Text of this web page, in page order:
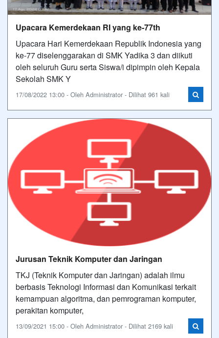
Upacara Kemerdekaan RI yang ke-77th
Upacara Hari Kemerdekaan Republik Indonesia yang
ke-77 diselenggarakan di SMK Yadika 3 dan diikuti
oleh seluruh Guru serta Siswa/i dipimpin oleh Kepala
Sekolah SMK Y
17/08/2022 13:00 - Oleh Administrator - Dilihat 961 kali
Jurusan Teknik Komputer dan Jaringan
TKJ (Teknik Komputer dan Jaringan) adalah ilmu
berbasis Teknologi Informasi dan Komunikasi terkait
kemampuan algoritma, dan pemrograman komputer,
perakitan komputer,
13/09/2021 15:00 - Oleh Administrator - Dilihat 2169 kali